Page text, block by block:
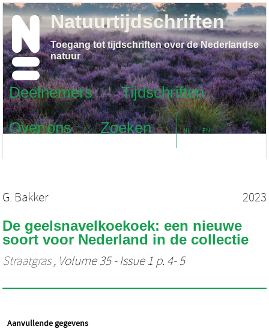
Deelnemers
Tijdschriften
Over ons
Zoeken NL EN
Natuurtijdschriften
Toegang tot tijdschriften over de Nederlandse
natuur
G. Bakker 2023
De geelsnavelkoekoek: een nieuwe
soort voor Nederland in de collectie
Straatgras, Volume 35 - Issue 1 p. 4- 5
Aanvullende gegevens